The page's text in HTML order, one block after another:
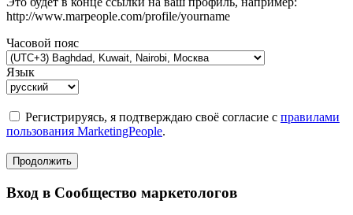
http://www.marpeople.com/profile/yourname
Часовой пояс
Язык
Регистрируясь, я подтверждаю своё согласие с правилами
пользования MarketingPeople.
Продолжить
Вход в Сообщество маркетологов